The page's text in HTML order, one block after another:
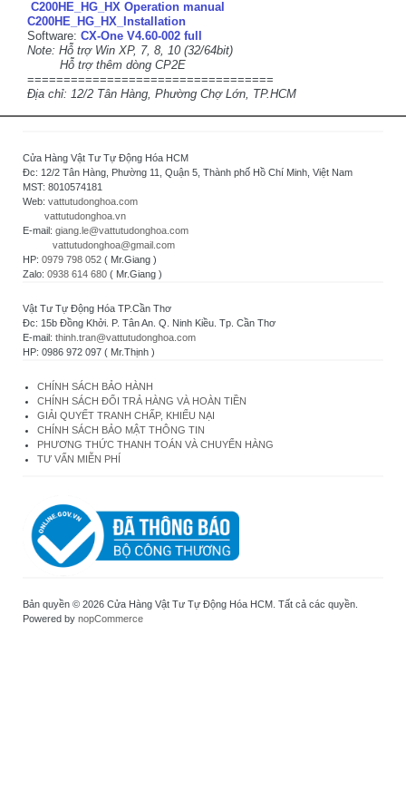
C200HE_HG_HX Operation manual
C200HE_HG_HX_Installation
Software: CX-One V4.60-002 full
Note: Hỗ trợ Win XP, 7, 8, 10 (32/64bit)
Hỗ trợ thêm dòng CP2E
==================================
Địa chỉ: 12/2 Tân Hàng, Phường Chợ Lớn, TP.HCM
Cửa Hàng Vật Tư Tự Động Hóa HCM
Đc: 12/2 Tân Hàng, Phường 11, Quận 5, Thành phố Hồ Chí Minh, Việt Nam
MST: 8010574181
Web: vattutudonghoa.com
vattutudonghoa.vn
E-mail: giang.le@vattutudonghoa.com
vattutudonghoa@gmail.com
HP: 0979 798 052 ( Mr.Giang )
Zalo: 0938 614 680 ( Mr.Giang )
Vật Tư Tự Động Hóa TP.Cần Thơ
Đc: 15b Đồng Khởi. P. Tân An. Q. Ninh Kiều. Tp. Cần Thơ
E-mail: thinh.tran@vattutudonghoa.com
HP: 0986 972 097 ( Mr.Thịnh )
CHÍNH SÁCH BẢO HÀNH
CHÍNH SÁCH ĐỔI TRẢ HÀNG VÀ HOÀN TIỀN
GIẢI QUYẾT TRANH CHẤP, KHIẾU NẠI
CHÍNH SÁCH BẢO MẬT THÔNG TIN
PHƯƠNG THỨC THANH TOÁN VÀ CHUYỂN HÀNG
TƯ VẤN MIỄN PHÍ
Bản quyền © 2026 Cửa Hàng Vật Tư Tự Động Hóa HCM. Tất cả các quyền.
Powered by nopCommerce